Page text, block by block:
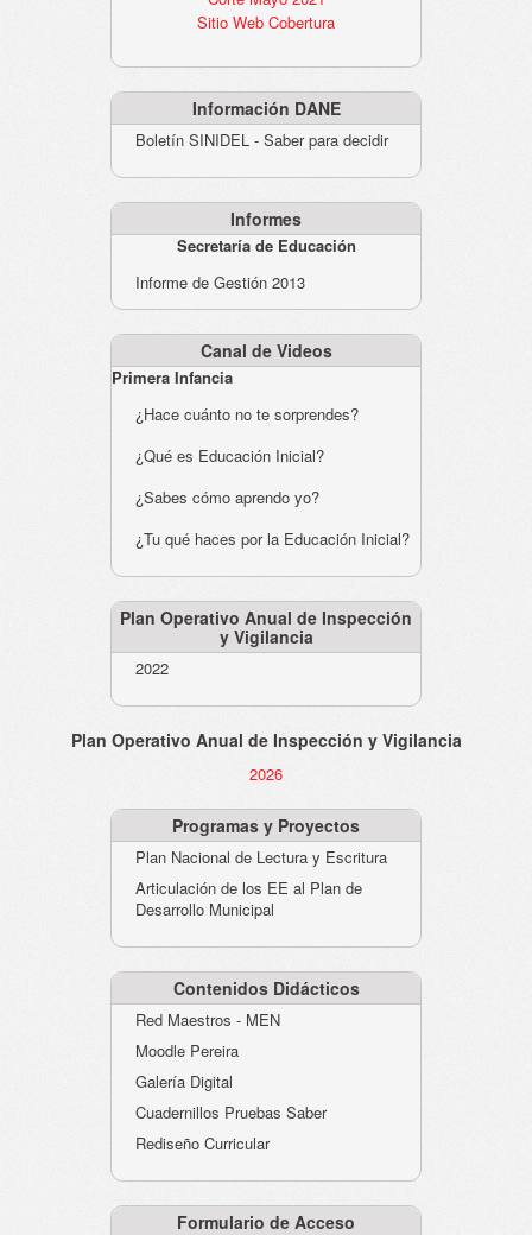
Sitio Web Cobertura
Información DANE
Boletín SINIDEL - Saber para decidir
Informes
Secretaría de Educación
Informe de Gestión 2013
Canal de Videos
Primera Infancia
¿Hace cuánto no te sorprendes?
¿Qué es Educación Inicial?
¿Sabes cómo aprendo yo?
¿Tu qué haces por la Educación Inicial?
Plan Operativo Anual de Inspección
y Vigilancia
2022
Plan Operativo Anual de Inspección y Vigilancia
2026
Programas y Proyectos
Plan Nacional de Lectura y Escritura
Articulación de los EE al Plan de
Desarrollo Municipal
Contenidos Didácticos
Red Maestros - MEN
Moodle Pereira
Galería Digital
Cuadernillos Pruebas Saber
Rediseño Curricular
Formulario de Acceso